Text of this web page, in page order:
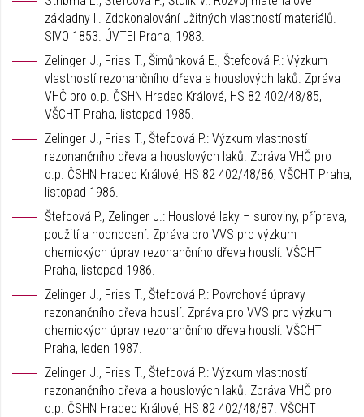
základny II. Zdokonalování užitných vlastností materiálů.
SIVO 1853. ÚVTEI Praha, 1983.
Zelinger J., Fries T., Šimůnková E., Štefcová P.: Výzkum
vlastností rezonančního dřeva a houslových laků. Zpráva
VHČ pro o.p. ČSHN Hradec Králové, HS 82 402/48/85,
VŠCHT Praha, listopad 1985.
Zelinger J., Fries T., Štefcová P.: Výzkum vlastností
rezonančního dřeva a houslových laků. Zpráva VHČ pro
o.p. ČSHN Hradec Králové, HS 82 402/48/86, VŠCHT Praha,
listopad 1986.
Štefcová P., Zelinger J.: Houslové laky – suroviny, příprava,
použití a hodnocení. Zpráva pro VVS pro výzkum
chemických úprav rezonančního dřeva houslí. VŠCHT
Praha, listopad 1986.
Zelinger J., Fries T., Štefcová P.: Povrchové úpravy
rezonančního dřeva houslí. Zpráva pro VVS pro výzkum
chemických úprav rezonančního dřeva houslí. VŠCHT
Praha, leden 1987.
Zelinger J., Fries T., Štefcová P.: Výzkum vlastností
rezonančního dřeva a houslových laků. Zpráva VHČ pro
o.p. ČSHN Hradec Králové, HS 82 402/48/87. VŠCHT